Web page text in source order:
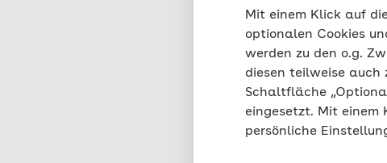
Mit einem Klick auf
optionalen Cookies
werden zu den o.g.
diesen teilweise auch
Schaltfläche
eingesetzt. Mit einem
persönliche
Wo